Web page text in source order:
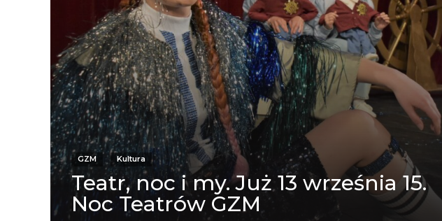
GZM Kultura
Teatr, noc i my. Już 13 września 15.
Noc Teatrów GZM